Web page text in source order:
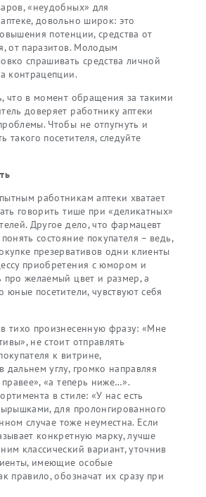
«неудобных» для
довольно широк: это
потенции, средства от
от паразитов. Молодым
спрашивать средства личной
контрацепции.
что в момент обращения за такими
доверяет работнику аптеки
Чтобы не отпугнуть и
такого посетителя, следуйте
работникам аптеки хватает
говорить тише при «деликатных»
Другое дело, что фармацевт
состояние покупателя – ведь,
презервативов одни клиенты
приобретения с юмором и
про желаемый цвет и размер, а
юные посетители, чувствуют себя
тихо произнесенную фразу: «Мне
не стоит отправлять
к витрине,
дальнем углу, громко направляя
«а теперь ниже…».
в стиле: «У нас есть
для пролонгированного
случае тоже неуместна. Если
конкретную марку, лучше
классический вариант, уточнив
имеющие особые
правило, обозначат их сразу при